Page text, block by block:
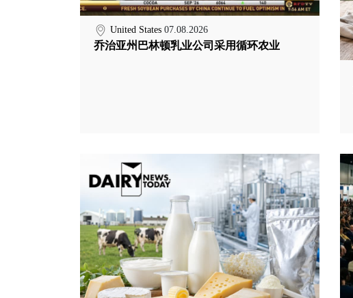
United States 07.08.2026
乔治亚州巴林顿乳业公司采用循环农业